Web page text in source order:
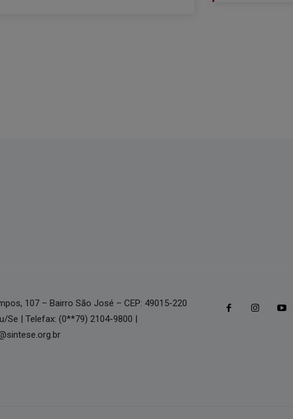
107 – Bairro São José – CEP: 49015-220
Se | Telefax: (0**79) 2104-9800 |